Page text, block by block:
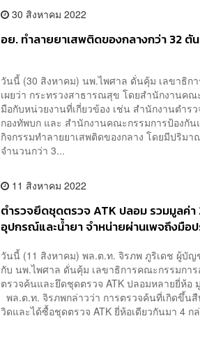
30 สิงหาคม 2022
อย. ทำลายยาเสพติดของกลางกว่า 32
วันนี้ (30 สิงหาคม) นพ.ไพศาล ดั่นคุ้ม เลขาธิก
เผยว่า กระทรวงสาธารณสุข โดยสำนักงานคณ
มือกับหน่วยงานที่เกี่ยวข้อง เช่น สำนักงานตำร
กองทัพบก และ สำนักงานคณะกรรมการป้องกั
กิจกรรมทำลายยาเสพติดของกลาง โดยมีปริม
จำนวนกว่า 3...
11 สิงหาคม 2022
ตำรวจยึดชุดตรวจ ATK ปลอม รวมมูลค่า
อุปกรณ์และน้ำยา จำหน่ายผ่านเพจถึงมือ
วันนี้ (11 สิงหาคม) พล.ต.ท. จิรภพ ภูริเดช ผู้บัญ
กับ นพ.ไพศาล ดั่นคุ้ม เลขาธิการคณะกรรมกา
ตรวจค้นและยึดชุดตรวจ ATK ปลอมหลายยี่ห้อ
พล.ต.ท. จิรภพกล่าวว่า การตรวจค้นที่เกิดขึ้น
วิดและได้ซื้อชุดตรวจ ATK ยี่ห้อเดียวกันมา 4 ก